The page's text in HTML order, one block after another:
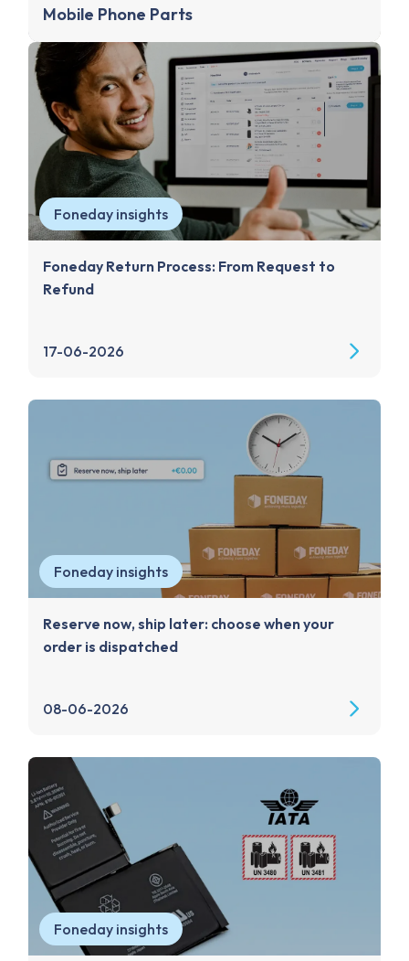
Mobile Phone Parts
Foneday insights
Foneday Return Process: From Request to
Refund
17-06-2026
Foneday insights
Reserve now, ship later: choose when your
order is dispatched
08-06-2026
Foneday insights